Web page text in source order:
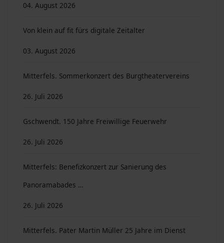
04. August 2026
Von klein auf fit fürs digitale Zeitalter
03. August 2026
Mitterfels. Sommerkonzert des Burgtheatervereins
26. Juli 2026
Gschwendt. 150 Jahre Freiwillige Feuerwehr
26. Juli 2026
Mitterfels: Benefizkonzert zur Sanierung des
Panoramabades …
26. Juli 2026
Mitterfels. Pater Martin Müller 25 Jahre im Dienst